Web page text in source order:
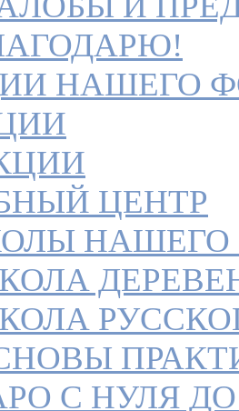
НАШЕГО
ЦЕНТР
НАШЕГО
С НУЛЯ